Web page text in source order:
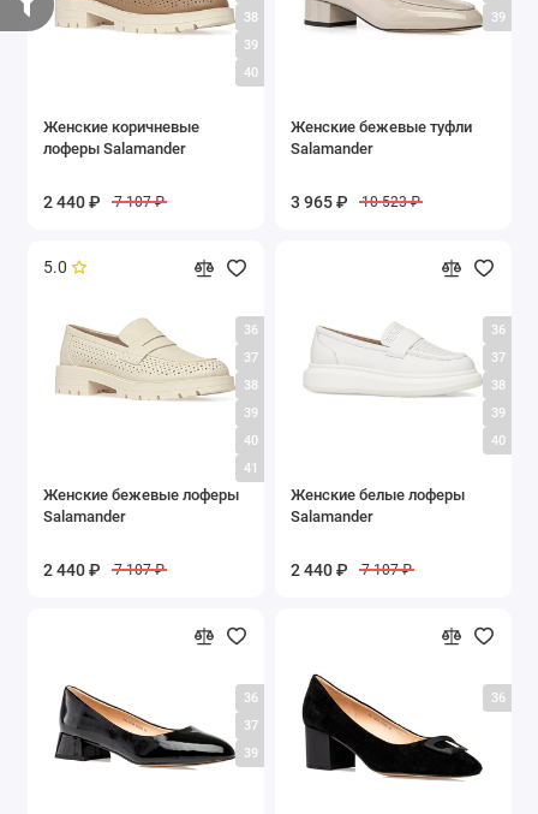
Женские коричневые
лоферы Salamander
38
39
40
2 440 ₽ 7 107 ₽
Женские бежевые туфли
Salamander
39
3 965 ₽ 10 523 ₽
5.0
Женские бежевые лоферы
Salamander
36
37
38
39
40
41
2 440 ₽ 7 107 ₽
Женские белые лоферы
Salamander
36
37
38
39
40
2 440 ₽ 7 107 ₽
36
37
39
36